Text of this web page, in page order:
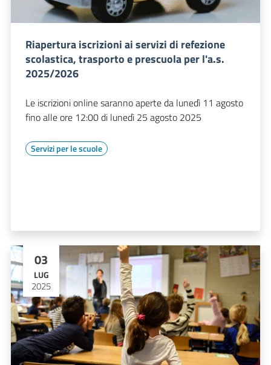
Riapertura iscrizioni ai servizi di refezione
scolastica, trasporto e prescuola per l'a.s.
2025/2026
Le iscrizioni online saranno aperte da lunedì 11 agosto
fino alle ore 12:00 di lunedì 25 agosto 2025
Servizi per le scuole
03
LUG
2025